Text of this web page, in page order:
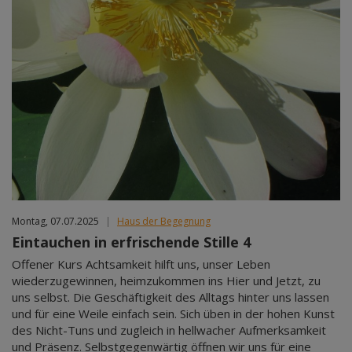
Montag, 07.07.2025 | Haus der Begegnung
Eintauchen in erfrischende Stille 4
Offener Kurs Achtsamkeit hilft uns, unser Leben
wiederzugewinnen, heimzukommen ins Hier und Jetzt, zu
uns selbst. Die Geschäftigkeit des Alltags hinter uns lassen
und für eine Weile einfach sein. Sich üben in der hohen Kunst
des Nicht-Tuns und zugleich in hellwacher Aufmerksamkeit
und Präsenz. Selbstgegenwärtig öffnen wir uns für eine